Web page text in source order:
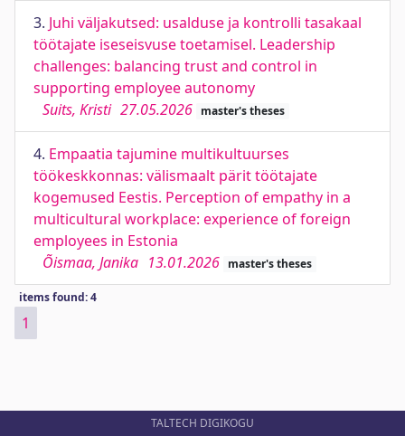
3. Juhi väljakutsed: usalduse ja kontrolli tasakaal
töötajate iseseisvuse toetamisel. Leadership
challenges: balancing trust and control in
supporting employee autonomy
Suits, Kristi 27.05.2026 master's theses
4. Empaatia tajumine multikultuurses
töökeskkonnas: välismaalt pärit töötajate
kogemused Eestis. Perception of empathy in a
multicultural workplace: experience of foreign
employees in Estonia
Õismaa, Janika 13.01.2026 master's theses
items found: 4
1
TALTECH DIGIKOGU